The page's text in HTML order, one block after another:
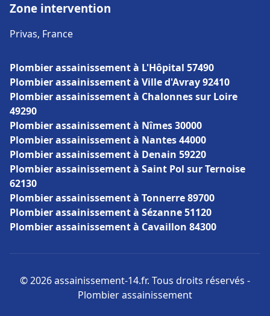
Zone intervention
Privas, France
Plombier assainissement à L'Hôpital 57490
Plombier assainissement à Ville d'Avray 92410
Plombier assainissement à Chalonnes sur Loire
49290
Plombier assainissement à Nîmes 30000
Plombier assainissement à Nantes 44000
Plombier assainissement à Denain 59220
Plombier assainissement à Saint Pol sur Ternoise
62130
Plombier assainissement à Tonnerre 89700
Plombier assainissement à Sézanne 51120
Plombier assainissement à Cavaillon 84300
© 2026 assainissement-14.fr. Tous droits réservés -
Plombier assainissement